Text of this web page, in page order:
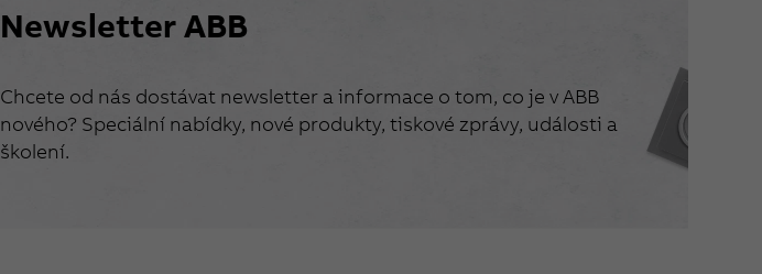
Newsletter ABB
Chcete od nás dostávat newsletter a informace o tom, co je v ABB
nového? Speciální nabídky, nové produkty, tiskové zprávy, události a
školení.